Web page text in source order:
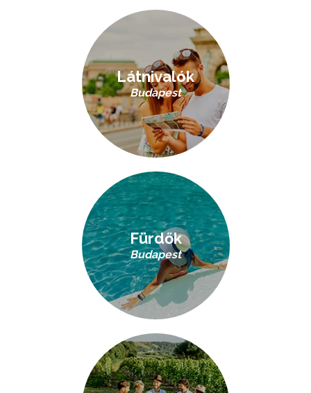
Látnivalók
Budapest
Fürdők
Budapest